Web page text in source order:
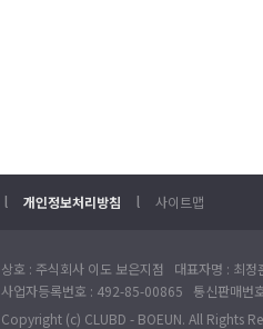
l 개인정보처리방침 l 사이트맵
상호 : 주식회사 이도 보은지점 대표자명 : 최
사업자등록번호 : 492-85-00865 통신판매
Copyright (c) CLUBD - BOEUN. All Rights